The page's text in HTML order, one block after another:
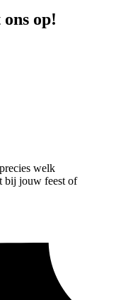
op!
welk
bij jouw feest of